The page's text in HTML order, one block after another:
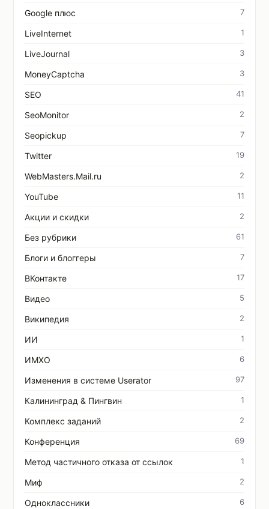
Google плюс 7
LiveInternet 1
LiveJournal 3
MoneyCaptcha 3
SEO 41
SeoMonitor 2
Seopickup 7
Twitter 19
WebMasters.Mail.ru 2
YouTube 11
Акции и скидки 2
Без рубрики 61
Блоги и блоггеры 7
ВКонтакте 17
Видео 5
Википедия 2
ИИ 1
ИМХО 6
Изменения в системе Userator 97
Калининград & Пингвин 1
Комплекс заданий 2
Конференция 69
Метод частичного отказа от ссылок 1
Миф 2
Одноклассники 6